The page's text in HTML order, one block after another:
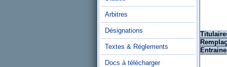
Arbitres
Désignations
Textes & Réglements
Docs à télécharger